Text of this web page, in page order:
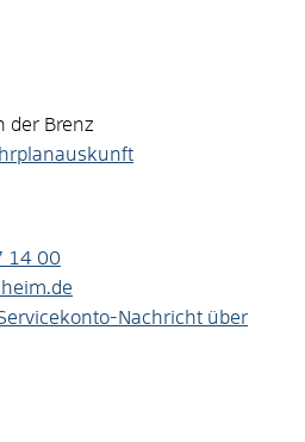
der Brenz
14 00
Nachricht über